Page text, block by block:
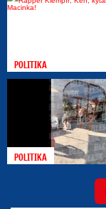
POLITIKA
POLITIKA